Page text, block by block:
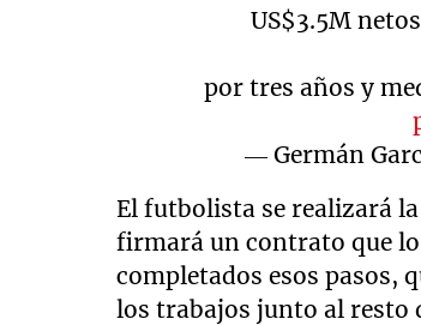
US$3.5M
por tres años y
— Germán
El futbolista se realizará
firmará un contrato que
completados esos pasos,
los trabajos junto al resto